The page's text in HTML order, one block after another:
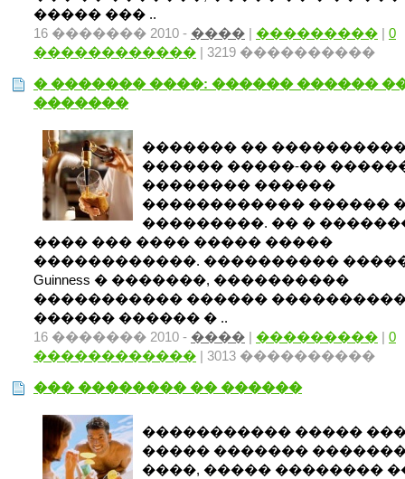
����� ��� ..
16 ������� 2010 - ���� | ��������� | 0
������������ | 3219 ����������
� ������� ����: ������ ������
�������
������� ��
������ �����-��
�������� ������
������������ ������
���������. �� �
���� ��� ���� ����� �����
������������. ����������
Guinness � �������, ����������
����������� ������
������ ������ � ..
16 ������� 2010 - ���� | ��������� | 0
������������ | 3013 ����������
��� �������� �� ������
����������� �����
����� �������
����, ����� ��������